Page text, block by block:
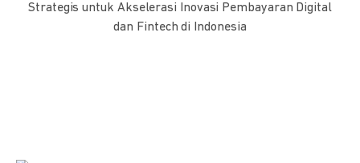
Strategis untuk Akselerasi Inovasi Pembayaran Digital
dan Fintech di Indonesia